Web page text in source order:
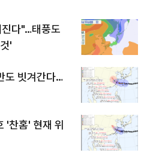
다"…태풍도
'
도 빗겨간다…
'찬홈' 현재 위